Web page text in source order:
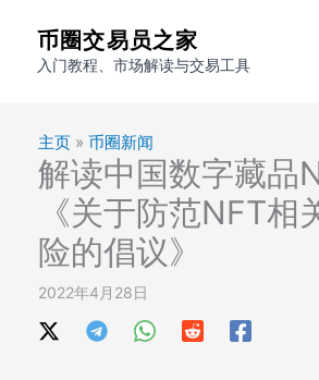
币圈交易员之家
入门教程、市场解读与交易工具
主页 » 币圈新闻
解读中国数字藏品
《关于防范NFT相
险的倡议》
2022年4月28日